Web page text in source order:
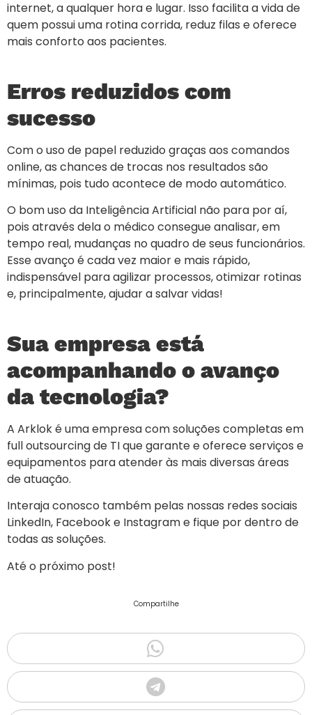
internet, a qualquer hora e lugar. Isso facilita a vida de
quem possui uma rotina corrida, reduz filas e oferece
mais conforto aos pacientes.
Erros reduzidos com
sucesso
Com o uso de papel reduzido graças aos comandos
online, as chances de trocas nos resultados são
mínimas, pois tudo acontece de modo automático.
O bom uso da Inteligência Artificial não para por aí,
pois através dela o médico consegue analisar, em
tempo real, mudanças no quadro de seus funcionários.
Esse avanço é cada vez maior e mais rápido,
indispensável para agilizar processos, otimizar rotinas
e, principalmente, ajudar a salvar vidas!
Sua empresa está
acompanhando o avanço
da tecnologia?
A Arklok é uma empresa com soluções completas em
full outsourcing de TI que garante e oferece serviços e
equipamentos para atender às mais diversas áreas
de atuação.
Interaja conosco também pelas nossas redes sociais
LinkedIn, Facebook e Instagram e fique por dentro de
todas as soluções.
Até o próximo post!
Compartilhe